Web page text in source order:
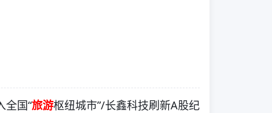
全国“旅游枢纽城市”/长鑫科技刷新A股纪